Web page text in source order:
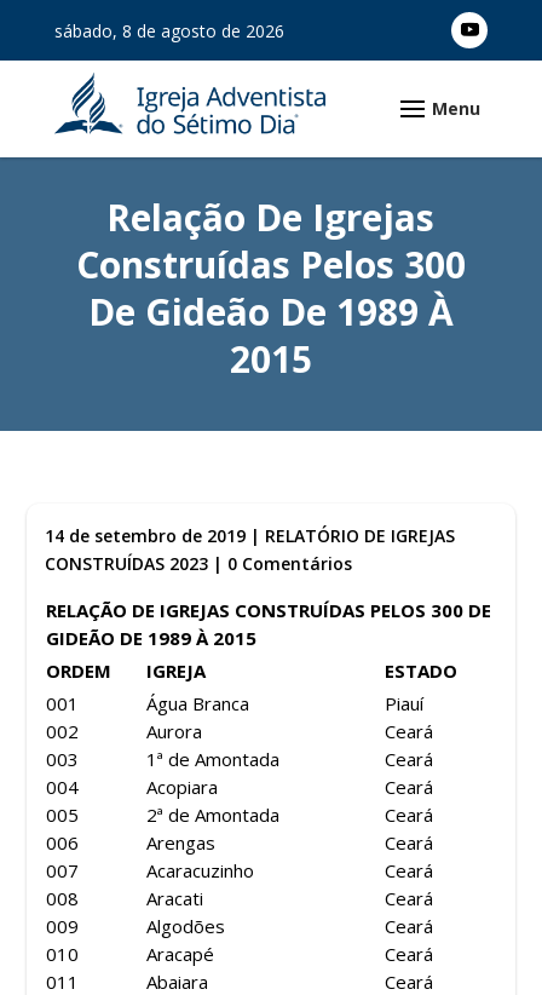
sábado, 8 de agosto de 2026
Relação De Igrejas
Construídas Pelos 300
De Gideão De 1989 À
2015
14 de setembro de 2019 | RELATÓRIO DE IGREJAS
CONSTRUÍDAS 2023 | 0 Comentários
RELAÇÃO DE IGREJAS CONSTRUÍDAS PELOS 300 DE
GIDEÃO DE 1989 À 2015
ORDEM
IGREJA
ESTADO
001
002
003
004
005
006
007
008
009
010
011
Água Branca
Aurora
1ª de Amontada
Acopiara
2ª de Amontada
Arengas
Acaracuzinho
Aracati
Algodões
Aracapé
Abaiara
Piauí
Ceará
Ceará
Ceará
Ceará
Ceará
Ceará
Ceará
Ceará
Ceará
Ceará